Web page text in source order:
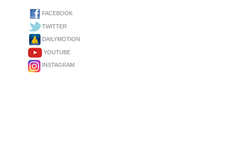
FACEBOOK
TWITTER
DAILYMOTION
YOUTUBE
INSTAGRAM